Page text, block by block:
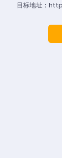
目标地址：